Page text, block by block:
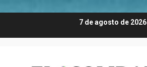
7 de agosto de 2026